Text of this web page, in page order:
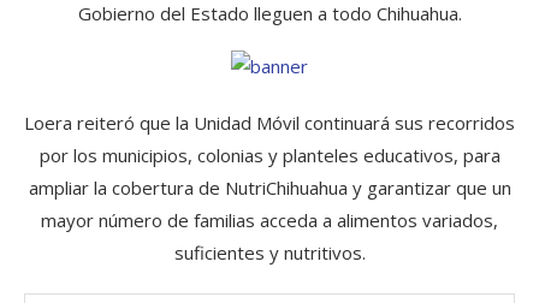
Gobierno del Estado lleguen a todo Chihuahua.
Loera reiteró que la Unidad Móvil continuará sus recorridos
por los municipios, colonias y planteles educativos, para
ampliar la cobertura de NutriChihuahua y garantizar que un
mayor número de familias acceda a alimentos variados,
suficientes y nutritivos.